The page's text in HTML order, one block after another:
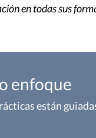
en todas sus
enfoque
están